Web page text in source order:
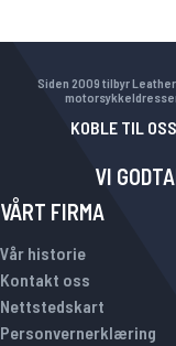
Siden 2009 tilbyr
KOBLE TIL OSS
VI
VÅRT FIRMA
Vår historie
Kontakt oss
Nettstedskart
Personvernerklæring